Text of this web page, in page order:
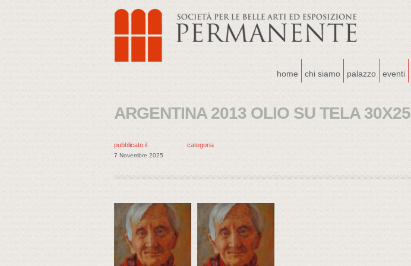
home chi siamo palazzo eventi
ARGENTINA 2013 OLIO SU TELA 30X25
pubblicato il
7 Novembre 2025
categoria